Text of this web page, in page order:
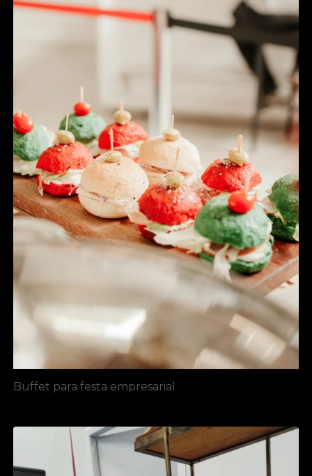
Buffet para festa empresarial